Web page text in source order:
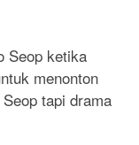
Seop ketika
menonton
tapi drama